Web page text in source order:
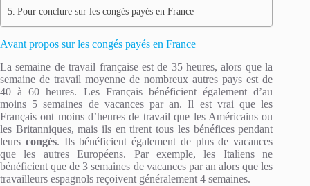
Pour conclure sur les congés payés en France
Avant propos sur les congés payés en France
La semaine de travail française est de 35 heures, alors que la
semaine de travail moyenne de nombreux autres pays est de
40 à 60 heures. Les Français bénéficient également d’au
moins 5 semaines de vacances par an. Il est vrai que les
Français ont moins d’heures de travail que les Américains ou
les Britanniques, mais ils en tirent tous les bénéfices pendant
leurs congés. Ils bénéficient également de plus de vacances
que les autres Européens. Par exemple, les Italiens ne
bénéficient que de 3 semaines de vacances par an alors que les
travailleurs espagnols reçoivent généralement 4 semaines.